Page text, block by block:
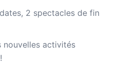
2 spectacles de fin
nouvelles activités